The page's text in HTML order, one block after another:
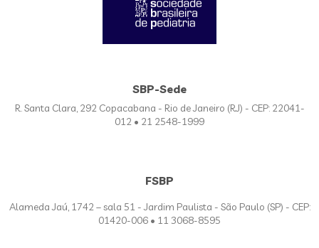
SBP-Sede
R. Santa Clara, 292 Copacabana - Rio de Janeiro (RJ) - CEP: 22041-
012 • 21 2548-1999
FSBP
Alameda Jaú, 1742 – sala 51 - Jardim Paulista - São Paulo (SP) - CEP:
01420-006 • 11 3068-8595